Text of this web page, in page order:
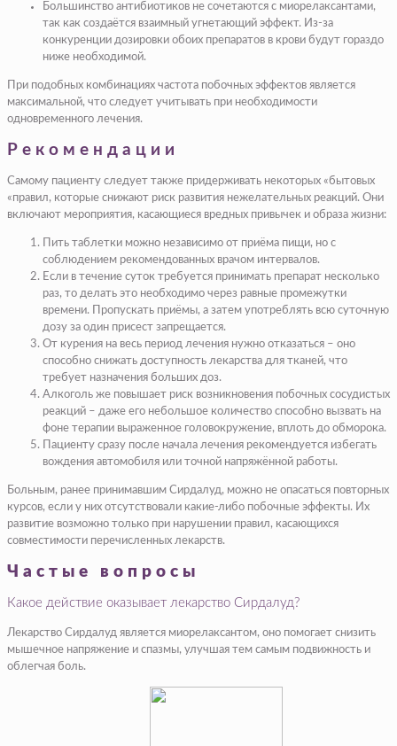
Большинство антибиотиков не сочетаются с миорелаксантами,
так как создаётся взаимный угнетающий эффект. Из-за
конкуренции дозировки обоих препаратов в крови будут гораздо
ниже необходимой.
При подобных комбинациях частота побочных эффектов является
максимальной, что следует учитывать при необходимости
одновременного лечения.
Рекомендации
Самому пациенту следует также придерживать некоторых «бытовых
«правил, которые снижают риск развития нежелательных реакций. Они
включают мероприятия, касающиеся вредных привычек и образа жизни:
Пить таблетки можно независимо от приёма пищи, но с
соблюдением рекомендованных врачом интервалов.
Если в течение суток требуется принимать препарат несколько
раз, то делать это необходимо через равные промежутки
времени. Пропускать приёмы, а затем употреблять всю суточную
дозу за один присест запрещается.
От курения на весь период лечения нужно отказаться – оно
способно снижать доступность лекарства для тканей, что
требует назначения больших доз.
Алкоголь же повышает риск возникновения побочных сосудистых
реакций – даже его небольшое количество способно вызвать на
фоне терапии выраженное головокружение, вплоть до обморока.
Пациенту сразу после начала лечения рекомендуется избегать
вождения автомобиля или точной напряжённой работы.
Больным, ранее принимавшим Сирдалуд, можно не опасаться повторных
курсов, если у них отсутствовали какие-либо побочные эффекты. Их
развитие возможно только при нарушении правил, касающихся
совместимости перечисленных лекарств.
Частые вопросы
Какое действие оказывает лекарство Сирдалуд?
Лекарство Сирдалуд является миорелаксантом, оно помогает снизить
мышечное напряжение и спазмы, улучшая тем самым подвижность и
облегчая боль.